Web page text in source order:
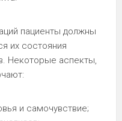
пациенты должны
их состояния
Некоторые аспекты,
и самочувствие;